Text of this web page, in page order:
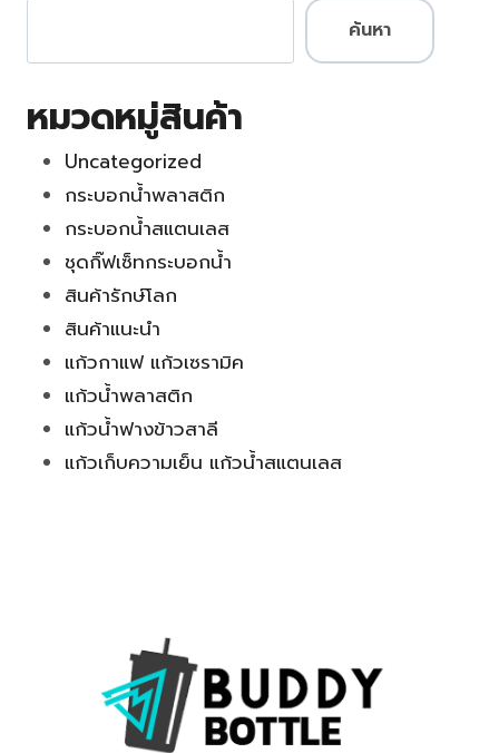
ค้นหา
หมวดหมู่สินค้า
Uncategorized
กระบอกน้ำพลาสติก
กระบอกน้ำสแตนเลส
ชุดกิ๊ฟเซ็ทกระบอกน้ำ
สินค้ารักษ์โลก
สินค้าแนะนำ
แก้วกาแฟ แก้วเซรามิค
แก้วน้ำพลาสติก
แก้วน้ำฟางข้าวสาลี
แก้วเก็บความเย็น แก้วน้ำสแตนเลส